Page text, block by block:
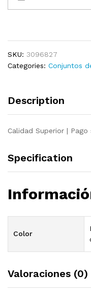
muebles
pzas
y
maciza
SKU: 3096827
Categories: Conjuntos
Description
Calidad Superior | Pago
Specification
Color
Valoraciones (0)